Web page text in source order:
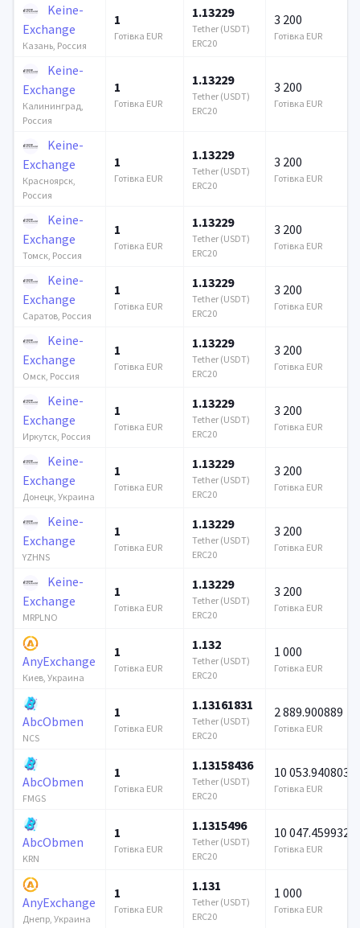
Keine-
Exchange
Казань, Россия
1
Готівка EUR
1.13229
Tether (USDT)
ERC20
3 200
Готівка EUR
Keine-
Exchange
Калининград,
Россия
1
Готівка EUR
1.13229
Tether (USDT)
ERC20
3 200
Готівка EUR
Keine-
Exchange
Красноярск,
Россия
1
Готівка EUR
1.13229
Tether (USDT)
ERC20
3 200
Готівка EUR
Keine-
Exchange
Томск, Россия
1
Готівка EUR
1.13229
Tether (USDT)
ERC20
3 200
Готівка EUR
Keine-
Exchange
Саратов, Россия
1
Готівка EUR
1.13229
Tether (USDT)
ERC20
3 200
Готівка EUR
Keine-
Exchange
Омск, Россия
1
Готівка EUR
1.13229
Tether (USDT)
ERC20
3 200
Готівка EUR
Keine-
Exchange
Иркутск, Россия
1
Готівка EUR
1.13229
Tether (USDT)
ERC20
3 200
Готівка EUR
Keine-
Exchange
Донецк, Украина
1
Готівка EUR
1.13229
Tether (USDT)
ERC20
3 200
Готівка EUR
Keine-
Exchange
YZHNS
1
Готівка EUR
1.13229
Tether (USDT)
ERC20
3 200
Готівка EUR
Keine-
Exchange
MRPLNO
1
Готівка EUR
1.13229
Tether (USDT)
ERC20
3 200
Готівка EUR
AnyExchange
Киев, Украина
1
Готівка EUR
1.132
Tether (USDT)
ERC20
1 000
Готівка EUR
AbcObmen
NCS
1
Готівка EUR
1.13161831
Tether (USDT)
ERC20
2 889.900889
Готівка EUR
AbcObmen
FMGS
1
Готівка EUR
1.13158436
Tether (USDT)
ERC20
10 053.940803
Готівка EUR
AbcObmen
KRN
1
Готівка EUR
1.1315496
Tether (USDT)
ERC20
10 047.459932
Готівка EUR
AnyExchange
Днепр, Украина
1
Готівка EUR
1.131
Tether (USDT)
ERC20
1 000
Готівка EUR